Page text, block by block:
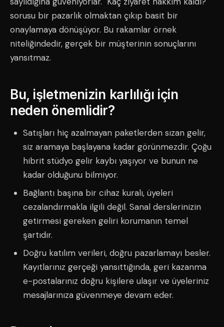
sorusu bir pazarlık olmaktan çıkıp basit bir
onaylamaya dönüşüyor. Bu rakamlar örnek
niteliğindedir, gerçek bir müşterinin sonuçlarını
yansıtmaz.
Bu, işletmenizin karlılığı için
neden önemlidir?
Satışları hiç azalmayan paketlerden sızan gelir,
siz aramaya başlayana kadar görünmezdir. Çoğu
hibrit stüdyo gelir kaybı yaşıyor ve bunun ne
kadar olduğunu bilmiyor.
Bağlantı başına bir cihaz kuralı, üyeleri
cezalandırmakla ilgili değil. Sanal derslerinizin
getirmesi gereken geliri korumanın temel
şartıdır.
Doğru katılım verileri, doğru pazarlamayı besler.
Kayıtlarınız gerçeği yansıttığında, geri kazanma
e-postalarınız doğru kişilere ulaşır ve üyeleriniz
mesajlarınıza güvenmeye devam eder.